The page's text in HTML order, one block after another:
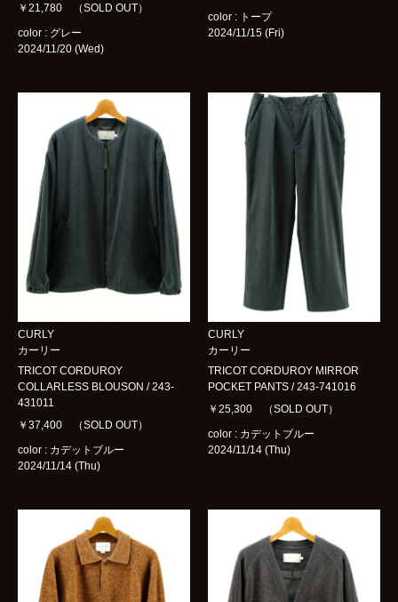
￥21,780 （SOLD OUT）
color : グレー
2024/11/20 (Wed)
color : トープ
2024/11/15 (Fri)
CURLY
カーリー
TRICOT CORDUROY
COLLARLESS BLOUSON / 243-
431011
￥37,400 （SOLD OUT）
color : カデットブルー
2024/11/14 (Thu)
CURLY
カーリー
TRICOT CORDUROY MIRROR
POCKET PANTS / 243-741016
￥25,300 （SOLD OUT）
color : カデットブルー
2024/11/14 (Thu)